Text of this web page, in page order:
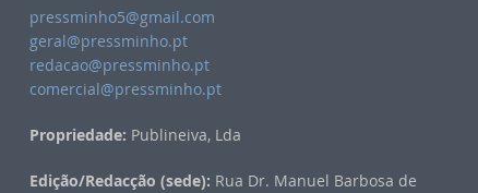
pressminho5@gmail.com
geral@pressminho.pt
redacao@pressminho.pt
comercial@pressminho.pt
Propriedade: Publineiva, Lda
Edição/Redacção (sede): Rua Dr. Manuel Barbosa de